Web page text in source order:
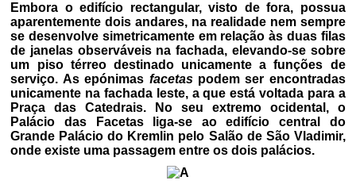
Embora o edifício rectangular, visto de fora, possua
aparentemente dois andares, na realidade nem sempre
se desenvolve simetricamente em relação às duas filas
de janelas observáveis na fachada, elevando-se sobre
um piso térreo destinado unicamente a funções de
serviço. As epónimas facetaspodem ser encontradas
unicamente na fachada leste, a que está voltada para a
Praça das Catedrais. No seu extremo ocidental, o
Palácio das Facetas liga-se ao edifício central do
Grande Palácio do Kremlin pelo Salão de São Vladimir,
onde existe uma passagem entre os dois palácios.